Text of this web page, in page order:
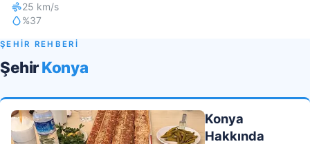
25 km/s
%37
ŞEHİR REHBERİ
ŞehirKonya
Konya
Hakkında